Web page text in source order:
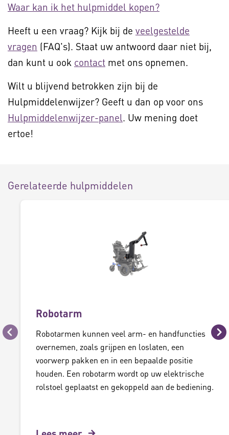
Waar kan ik het hulpmiddel kopen?
Heeft u een vraag? Kijk bij de veelgestelde
vragen (FAQ's). Staat uw antwoord daar niet bij,
dan kunt u ook contact met ons opnemen.
Wilt u blijvend betrokken zijn bij de
Hulpmiddelenwijzer? Geeft u dan op voor ons
Hulpmiddelenwijzer-panel. Uw mening doet
ertoe!
Gerelateerde hulpmiddelen
Vorige
Robotarm
Robotarmen kunnen veel arm- en handfuncties
overnemen, zoals grijpen en loslaten, een
voorwerp pakken en in een bepaalde positie
houden. Een robotarm wordt op uw elektrische
rolstoel geplaatst en gekoppeld aan de bediening.